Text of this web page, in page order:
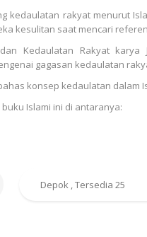
kedaulatan rakyat menurut
kesulitan saat mencari
Kedaulatan Rakyat karya
gagasan kedaulatan
konsep kedaulatan dalam
Islami ini di antaranya: